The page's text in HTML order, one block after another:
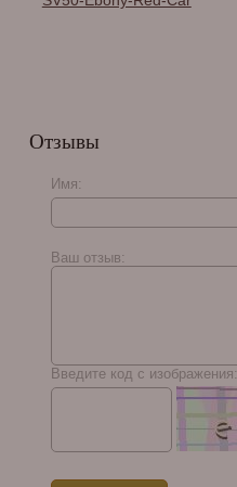
Отзывы
Имя:
Ваш отзыв:
Введите код с изображения: